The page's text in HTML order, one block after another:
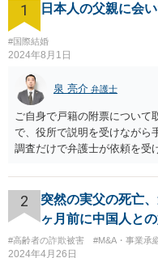
1 日本人の父親に会
#国際結婚
2024年8月1日
泉 亮介 弁護士
ご自身で戸籍の附票について
で、役所で説明を受けながら
調査だけで弁護士が依頼を受
ょう。
2
突然の実父の死亡
ヶ月前に中国人と
#高齢者の詐欺被害 #M&A・事業承
2024年4月26日